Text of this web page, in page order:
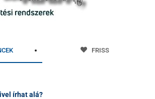
FRISS
írhat alá?